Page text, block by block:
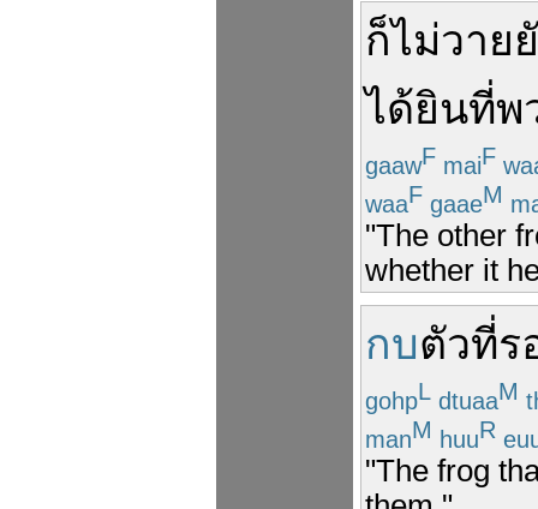
ก็ไม่วาย
ได้ยินที่พ
gaawF maiF
waaF gaaeM
"The other
whether it
กบตัวที่ร
gohpL dtuaaM
manM huuR
"The frog